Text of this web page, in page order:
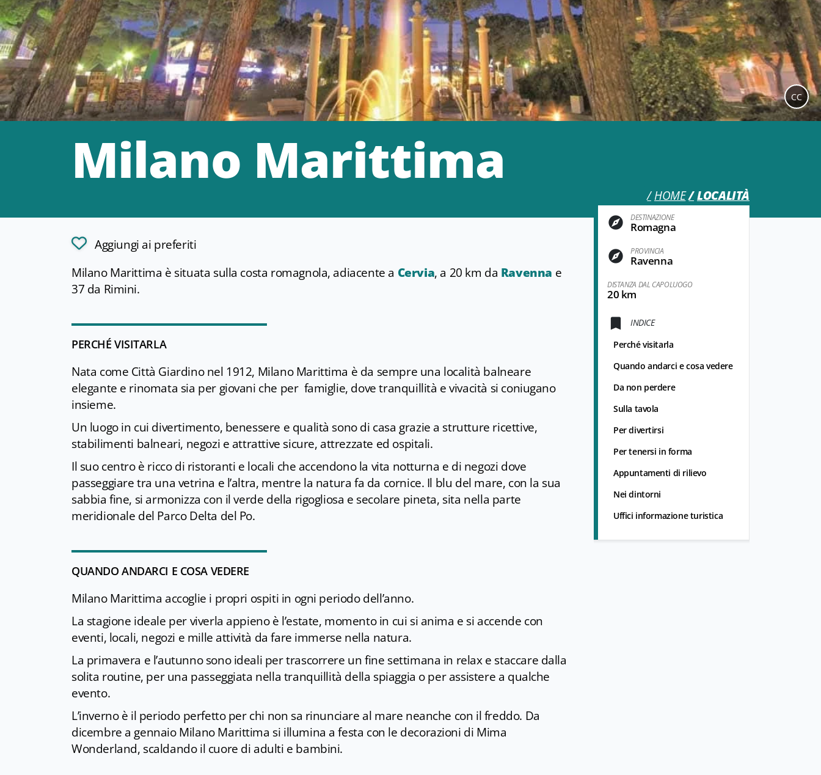
Milano Marittima
HOME LOCALITÀ
CC
DESTINAZIONE
Romagna
PROVINCIA
Ravenna
DISTANZA DAL CAPOLUOGO
20 km
INDICE
Perché visitarla
Quando andarci e cosa vedere
Da non perdere
Sulla tavola
Per divertirsi
Per tenersi in forma
Appuntamenti di rilievo
Nei dintorni
Uffici informazione turistica
Aggiungi ai preferiti
Milano Marittima è situata sulla costa romagnola, adiacente a Cervia, a 20 km da Ravenna e
37 da Rimini.
PERCHÉ VISITARLA
Nata come Città Giardino nel 1912, Milano Marittima è da sempre una località balneare
elegante e rinomata sia per giovani che per famiglie, dove tranquillità e vivacità si coniugano
insieme.
Un luogo in cui divertimento, benessere e qualità sono di casa grazie a strutture ricettive,
stabilimenti balneari, negozi e attrattive sicure, attrezzate ed ospitali.
Il suo centro è ricco di ristoranti e locali che accendono la vita notturna e di negozi dove
passeggiare tra una vetrina e l’altra, mentre la natura fa da cornice. Il blu del mare, con la sua
sabbia fine, si armonizza con il verde della rigogliosa e secolare pineta, sita nella parte
meridionale del Parco Delta del Po.
QUANDO ANDARCI E COSA VEDERE
Milano Marittima accoglie i propri ospiti in ogni periodo dell’anno.
La stagione ideale per viverla appieno è l’estate, momento in cui si anima e si accende con
eventi, locali, negozi e mille attività da fare immerse nella natura.
La primavera e l’autunno sono ideali per trascorrere un fine settimana in relax e staccare dalla
solita routine, per una passeggiata nella tranquillità della spiaggia o per assistere a qualche
evento.
L’inverno è il periodo perfetto per chi non sa rinunciare al mare neanche con il freddo. Da
dicembre a gennaio Milano Marittima si illumina a festa con le decorazioni di Mima
Wonderland, scaldando il cuore di adulti e bambini.